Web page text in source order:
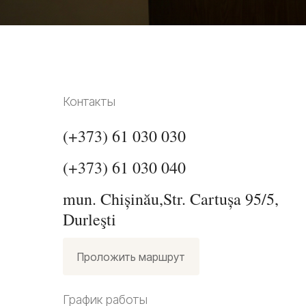
Контакты
mun. Chișinău,Str. Cartușa 95/5,
Durleşti
(+373) 61 030 040
(+373) 61 030 030
Проложить маршрут
График работы